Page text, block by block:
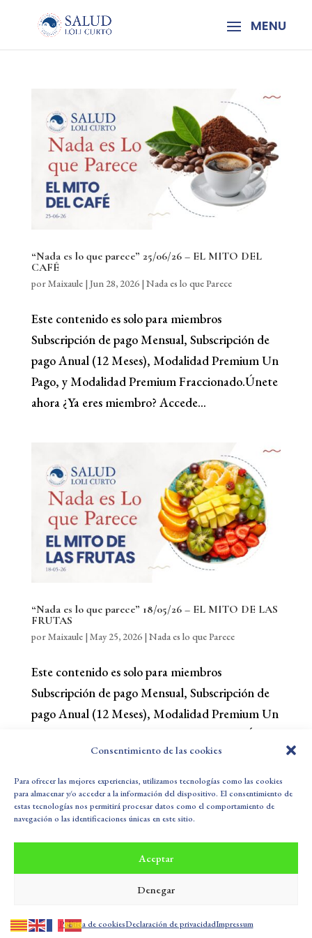
Consentimiento de las cookies
Para ofrecer las mejores experiencias, utilizamos tecnologías como las cookies
para almacenar y/o acceder a la información del dispositivo. El consentimiento de
estas tecnologías nos permitirá procesar datos como el comportamiento de
navegación o las identificaciones únicas en este sitio.
Aceptar
Denegar
Política de cookiesDeclaración de privacidadImpressum
“Nada es lo que parece” 25/06/26 – EL MITO DEL
CAFÉ
porMaixaule| Jun 28, 2026| Nada es lo que Parece
Este contenido es solo para miembros
Subscripción de pago Mensual, Subscripción de
pago Anual (12 Meses), Modalidad Premium Un
Pago, y Modalidad Premium Fraccionado.Únete
ahora ¿Ya eres miembro? Accede...
“Nada es lo que parece” 18/05/26 – EL MITO DE LAS
FRUTAS
porMaixaule| May 25, 2026| Nada es lo que Parece
Este contenido es solo para miembros
Subscripción de pago Mensual, Subscripción de
pago Anual (12 Meses), Modalidad Premium Un
Pago, y Modalidad Premium Fraccionado.Únete
ahora ¿Ya eres miembro? Accede...
Política de Privacidad
Aviso Legal
Buzón de Sugerencias
| Diseñado porMaixaule|